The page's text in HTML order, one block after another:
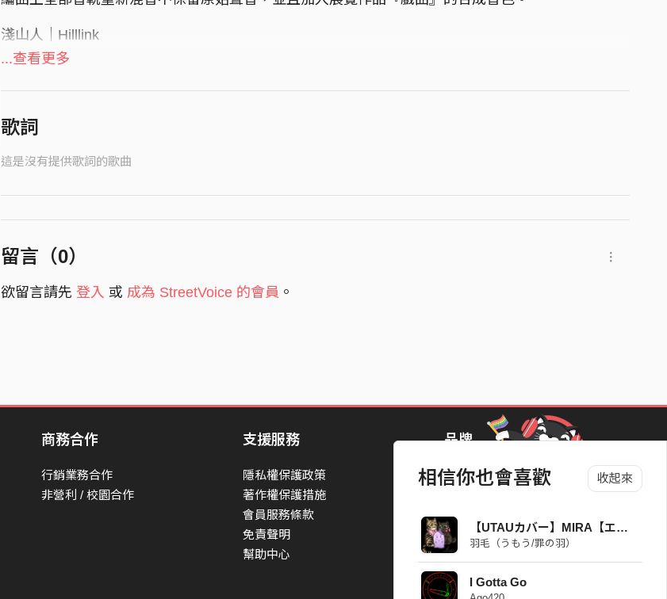
相信你也會喜歡 收起來
【UTAUカバー】MIRA【エントロピー】
羽毛（うもう/罪の羽）
I Gotta Go
淺山人｜Hilllink
人、山丘、生活，悄然成形。
吳其錚X 陳瑋軒 X 陳柏魁
地點 霓土space
...查看更多
歌詞
這是沒有提供歌詞的歌曲
留言（0）
欲留言請先 登入 或 成為 StreetVoice 的會員 。
商務合作
行銷業務合作
非營利 / 校園合作
支援服務
隱私權保護政策
著作權保護措施
會員服務條款
免責聲明
幫助中心
品牌
StreetVoice Awards 街聲音樂獎
Blow 吹音樂
Packer 派歌
SimpleLife 簡單生活節
ParkPark Carnival
一起比 YEAH 吧